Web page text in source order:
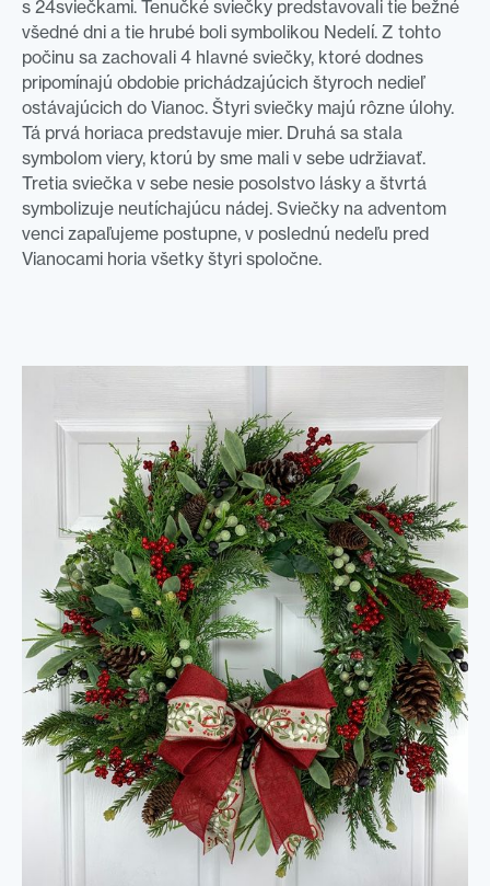
s 24sviečkami. Tenučké sviečky predstavovali tie bežné
všedné dni a tie hrubé boli symbolikou Nedelí. Z tohto
počinu sa zachovali 4 hlavné sviečky, ktoré dodnes
pripomínajú obdobie prichádzajúcich štyroch nedieľ
ostávajúcich do Vianoc. Štyri sviečky majú rôzne úlohy.
Tá prvá horiaca predstavuje mier. Druhá sa stala
symbolom viery, ktorú by sme mali v sebe udržiavať.
Tretia sviečka v sebe nesie posolstvo lásky a štvrtá
symbolizuje neutíchajúcu nádej. Sviečky na adventom
venci zapaľujeme postupne, v poslednú nedeľu pred
Vianocami horia všetky štyri spoločne.